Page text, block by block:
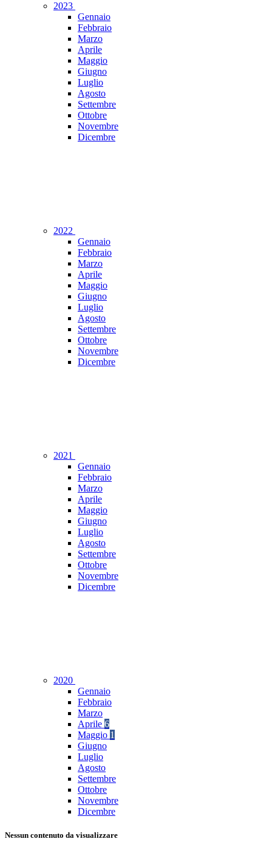
2023
Gennaio
Febbraio
Marzo
Aprile
Maggio
Giugno
Luglio
Agosto
Settembre
Ottobre
Novembre
Dicembre
2022
Gennaio
Febbraio
Marzo
Aprile
Maggio
Giugno
Luglio
Agosto
Settembre
Ottobre
Novembre
Dicembre
2021
Gennaio
Febbraio
Marzo
Aprile
Maggio
Giugno
Luglio
Agosto
Settembre
Ottobre
Novembre
Dicembre
2020
Gennaio
Febbraio
Marzo
Aprile 6
Maggio 1
Giugno
Luglio
Agosto
Settembre
Ottobre
Novembre
Dicembre
Nessun contenuto da visualizzare